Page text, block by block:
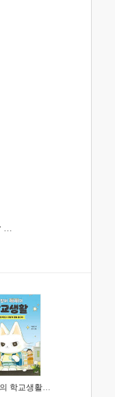
Inner Excellence: Train Your Mind for Extraordinary Performance and the Best Possible Life
고양이 제제의 학교생활 1 : 초등학생이 이렇게 힘들 줄이야